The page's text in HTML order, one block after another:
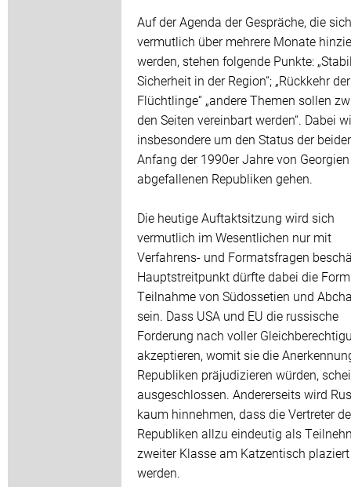
Auf der Agenda der Gespräche, die sich
vermutlich über mehrere Monate
werden, stehen folgende Punkte:
Sicherheit in der Region“; „Rückkehr der
Flüchtlinge“ „andere Themen sollen
den Seiten vereinbart werden“. Dabei
insbesondere um den Status der
Anfang der 1990er Jahre von Georgien
abgefallenen Republiken gehen.
Die heutige Auftaktsitzung wird sich
vermutlich im Wesentlichen nur mit
Verfahrens- und Formatsfragen
Hauptstreitpunkt dürfte dabei die
Teilnahme von Südossetien und
sein. Dass USA und EU die russische
Forderung nach voller
akzeptieren, womit sie die
Republiken präjudizieren würden,
ausgeschlossen. Andererseits wird
kaum hinnehmen, dass die Vertreter
Republiken allzu eindeutig als
zweiter Klasse am Katzentisch plaziert
werden.